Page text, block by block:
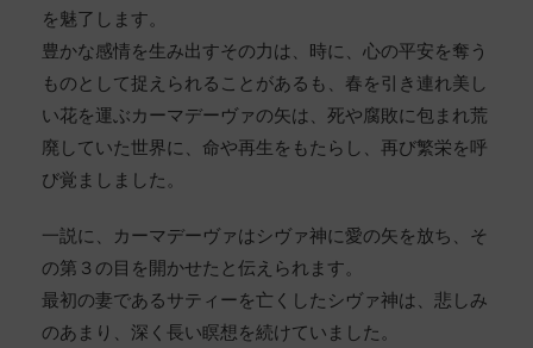
を魅了します。
豊かな感情を生み出すその力は、時に、心の平安を奪う
ものとして捉えられることがあるも、春を引き連れ美し
い花を運ぶカーマデーヴァの矢は、死や腐敗に包まれ荒
廃していた世界に、命や再生をもたらし、再び繁栄を呼
び覚ましました。
一説に、カーマデーヴァはシヴァ神に愛の矢を放ち、そ
の第３の目を開かせたと伝えられます。
最初の妻であるサティーを亡くしたシヴァ神は、悲しみ
のあまり、深く長い瞑想を続けていました。